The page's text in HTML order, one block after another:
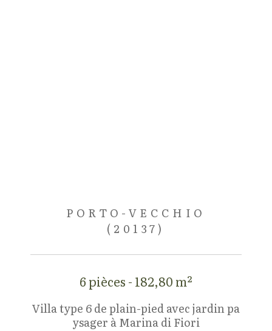
PORTO-VECCHIO
(20137)
6 pièces - 182,80 m²
Villa type 6 de plain-pied avec jardin pa
ysager à Marina di Fiori